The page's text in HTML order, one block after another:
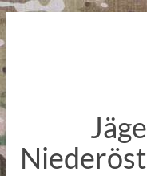
Zum
springen